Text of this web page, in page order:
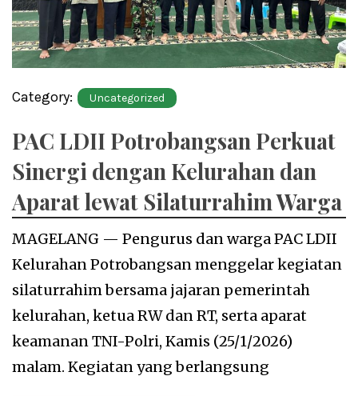
Category: Uncategorized
PAC LDII Potrobangsan Perkuat
Sinergi dengan Kelurahan dan
Aparat lewat Silaturrahim Warga
MAGELANG — Pengurus dan warga PAC LDII
Kelurahan Potrobangsan menggelar kegiatan
silaturrahim bersama jajaran pemerintah
kelurahan, ketua RW dan RT, serta aparat
keamanan TNI-Polri, Kamis (25/1/2026)
malam. Kegiatan yang berlangsung